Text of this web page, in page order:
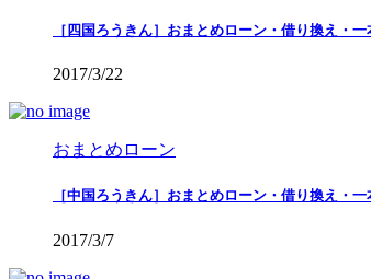
［四国ろうきん］おまとめローン・借り換え・
2017/3/22
おまとめローン
［中国ろうきん］おまとめローン・借り換え・
2017/3/7